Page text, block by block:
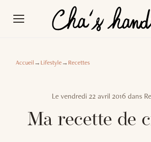
Accueil→Lifestyle→Recettes
Le vendredi 22 avril 2016dans
Ma recette de